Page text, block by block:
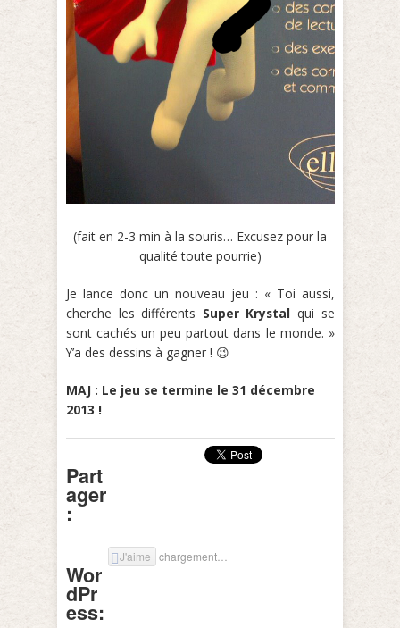
(fait en 2-3 min à la souris… Excusez pour la
qualité toute pourrie)
Je lance donc un nouveau jeu : « Toi aussi,
cherche les différents Super Krystal qui se
sont cachés un peu partout dans le monde. »
Y’a des dessins à gagner ! 😉
MAJ : Le jeu se termine le 31 décembre
2013 !
Part
ager
:
Wor
dPr
ess:
J'aime chargement…